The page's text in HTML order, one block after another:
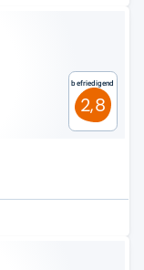
Befriedigend
2,8